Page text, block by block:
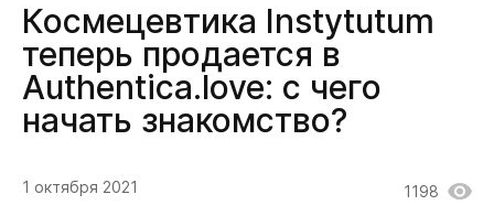
Космецевтика Instytutum
теперь продается в
Authentica.love: с чего
начать знакомство?
1 октября 2021 1198